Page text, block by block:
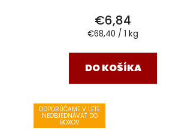
€6,84
Jednotková
€68,40 / 1 kg
DO KOŠÍKA
ODPORÚČAME V LETE
NEOBJEDNÁVAŤ DO
BOXOV